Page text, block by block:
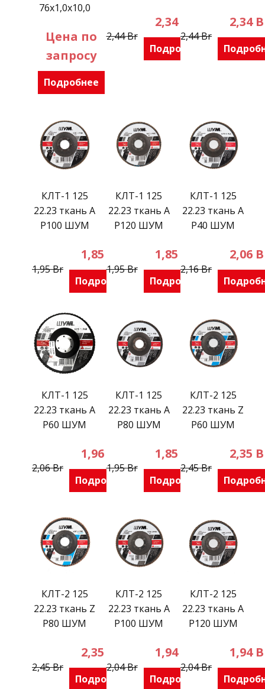
76х1,0х10,0
Цена по
запросу
Подробнее
2,44Br
2,34
Подробнее
2,44Br
2,34
КЛТ-1 125
22.23 ткань А
Р100 ШУМ
1,95Br
1,85
Подробнее
КЛТ-1 125
22.23 ткань А
Р120 ШУМ
1,95Br
1,85
Подробнее
КЛТ-1 125
22.23 ткань А
Р40 ШУМ
2,16Br
2,06
КЛТ-1 125
22.23 ткань А
Р60 ШУМ
2,06Br
1,96
Подробнее
КЛТ-1 125
22.23 ткань А
Р80 ШУМ
1,95Br
1,85
Подробнее
КЛТ-2 125
22.23 ткань Z
Р60 ШУМ
2,45Br
2,35
КЛТ-2 125
22.23 ткань Z
Р80 ШУМ
2,45Br
2,35
Подробнее
КЛТ-2 125
22.23 ткань А
Р100 ШУМ
2,04Br
1,94
Подробнее
КЛТ-2 125
22.23 ткань А
Р120 ШУМ
2,04Br
1,94